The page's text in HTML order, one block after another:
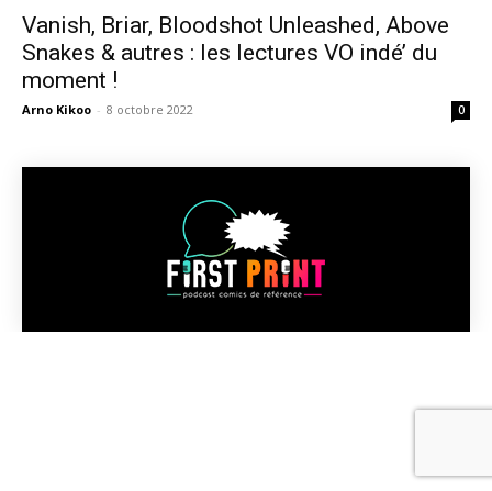
Vanish, Briar, Bloodshot Unleashed, Above
Snakes & autres : les lectures VO indé’ du
moment !
Arno Kikoo - 8 octobre 2022 0